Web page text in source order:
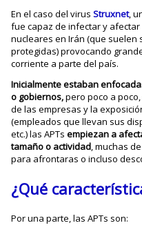
En el caso del virusStruxnet,
fue capaz de infectar y afectar
nucleares en Irán (que suelen
protegidas) provocando
corriente a parte del país.
Inicialmente estaban
o gobiernos,pero poco a
de las empresas y la
(empleados que llevan sus
etc.) las APTsempiezan a
tamaño o actividad , muchas
para afrontaras o incluso
¿Qué
Por una parte, las APTs son: